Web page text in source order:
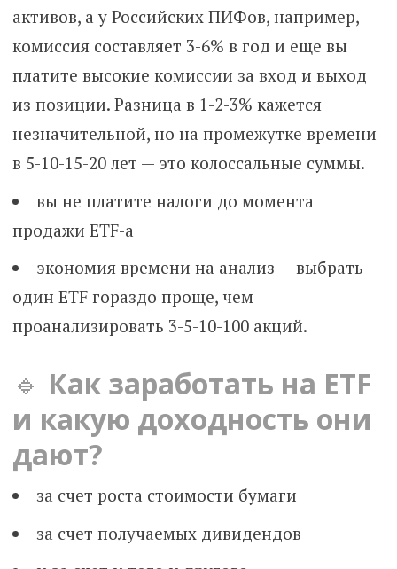
активов, а у Российских ПИФов, например,
комиссия составляет 3-6% в год и еще вы
платите высокие комиссии за вход и выход
из позиции. Разница в 1-2-3% кажется
незначительной, но на промежутке времени
в 5-10-15-20 лет — это колоссальные суммы.
вы не платите налоги до момента
продажи ETF-а
экономия времени на анализ — выбрать
один ETF гораздо проще, чем
проанализировать 3-5-10-100 акций.
🔹 Как заработать на ETF
и какую доходность они
дают?
за счет роста стоимости бумаги
за счет получаемых дивидендов